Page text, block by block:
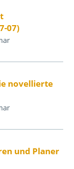
07)
novellierte
und Planer